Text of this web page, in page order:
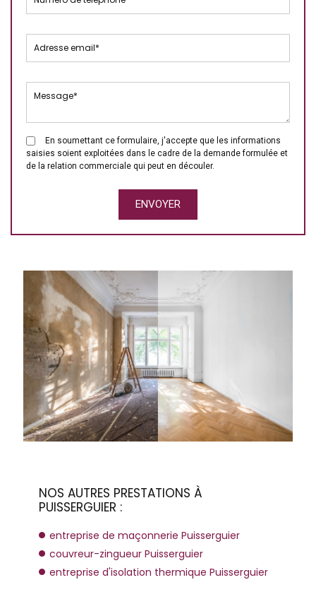
En soumettant ce formulaire, j'accepte que les informations
saisies soient exploitées dans le cadre de la demande formulée et
de la relation commerciale qui peut en découler.
NOS AUTRES PRESTATIONS À
PUISSERGUIER :
entreprise de maçonnerie Puisserguier
couvreur-zingueur Puisserguier
entreprise d'isolation thermique Puisserguier